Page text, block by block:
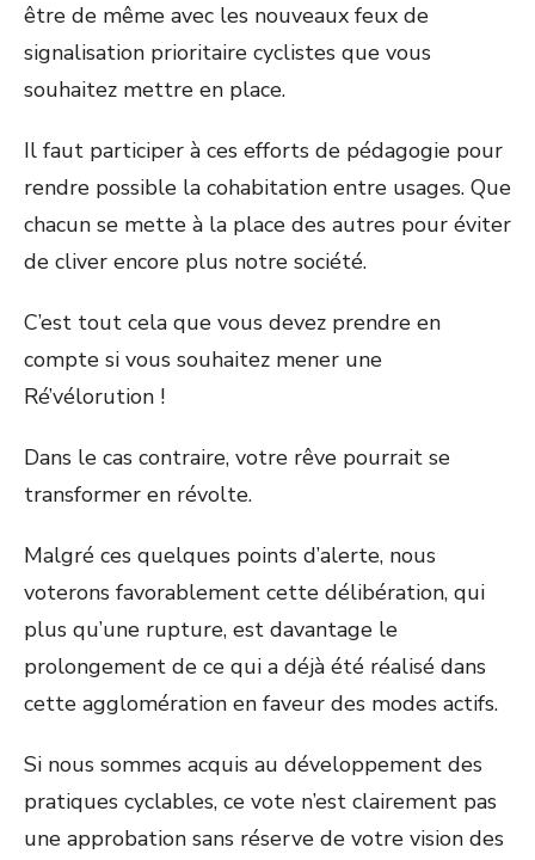
être de même avec les nouveaux feux de
signalisation prioritaire cyclistes que vous
souhaitez mettre en place.
Il faut participer à ces efforts de pédagogie pour
rendre possible la cohabitation entre usages. Que
chacun se mette à la place des autres pour éviter
de cliver encore plus notre société.
C’est tout cela que vous devez prendre en
compte si vous souhaitez mener une
Ré’vélorution !
Dans le cas contraire, votre rêve pourrait se
transformer en révolte.
Malgré ces quelques points d’alerte, nous
voterons favorablement cette délibération, qui
plus qu’une rupture, est davantage le
prolongement de ce qui a déjà été réalisé dans
cette agglomération en faveur des modes actifs.
Si nous sommes acquis au développement des
pratiques cyclables, ce vote n’est clairement pas
une approbation sans réserve de votre vision des